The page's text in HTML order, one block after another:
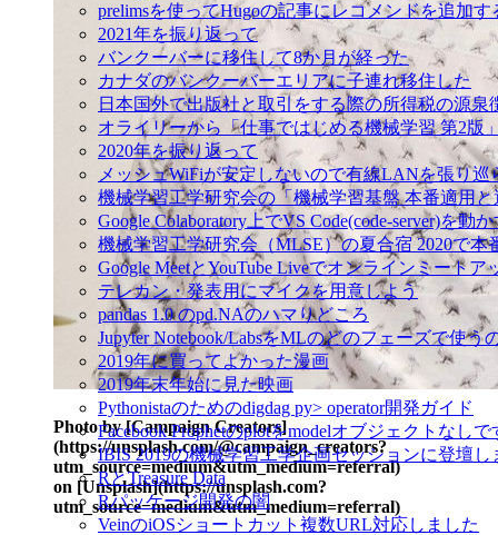
prelimsを使ってHugoの記事にレコメンドを追加す
2021年を振り返って
バンクーバーに移住して8か月が経った
カナダのバンクーバーエリアに子連れ移住した
日本国外で出版社と取引をする際の所得税の源泉
オライリーから「仕事ではじめる機械学習 第2版
2020年を振り返って
メッシュWiFiが安定しないので有線LANを張り巡
機械学習工学研究会の「機械学習基盤 本番適用
Google Colaboratory上でVS Code(code-server)を動か
機械学習工学研究会（MLSE）の夏合宿 2020で
Google MeetとYouTube Liveでオンラインミートア
テレカン・発表用にマイクを用意しよう
pandas 1.0 のpd.NAのハマりどころ
Jupyter Notebook/LabsをMLのどのフェーズで使う
2019年に買ってよかった漫画
2019年末年始に見た映画
Pythonistaのためのdigdag py> operator開発ガイド
Facebook Prophetのplotをmodelオブジェクトなしで
IBIS 2019の機械学習工学企画セッションに登壇し
RとTreasure Data
Rパッケージ開発の闇
VeinのiOSショートカット複数URL対応しました
Photo by [Campaign Creators]
(https://unsplash.com/@campaign_creators?
utm_source=medium&utm_medium=referral)
on [Unsplash](https://unsplash.com?
utm_source=medium&utm_medium=referral)